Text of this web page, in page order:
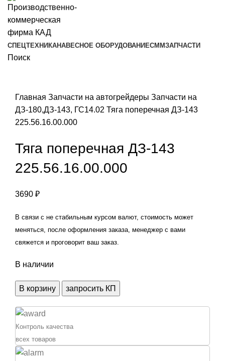
СПЕЦТЕХНИКАНАВЕСНОЕ ОБОРУДОВАНИЕСММЗАПЧАСТИ
Поиск
Главная Запчасти на автогрейдеры Запчасти на
ДЗ-180,ДЗ-143, ГС14.02 Тяга поперечная ДЗ-143
225.56.16.00.000
Тяга поперечная ДЗ-143
225.56.16.00.000
3690 ₽
В связи с не стабильным курсом валют, стоимость может
меняться, после оформления заказа, менеджер с вами
свяжется и проговорит ваш заказ.
В наличии
Количество
товара
Тяга
поперечная
ДЗ-143
225.56.16.00.000
В корзину запросить КП
Контроль качества
всех товаров